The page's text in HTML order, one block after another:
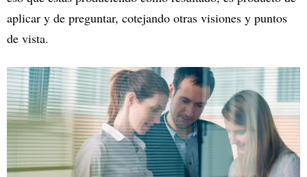
aplicar y de preguntar, cotejando otras visiones y puntos
de vista.